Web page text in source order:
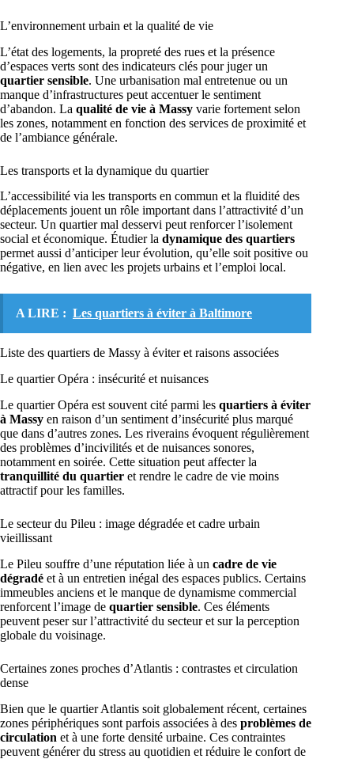
L’environnement urbain et la qualité de vie
L’état des logements, la propreté des rues et la présence
d’espaces verts sont des indicateurs clés pour juger un
quartier sensible. Une urbanisation mal entretenue ou un
manque d’infrastructures peut accentuer le sentiment
d’abandon. La qualité de vie à Massy varie fortement selon
les zones, notamment en fonction des services de proximité et
de l’ambiance générale.
Les transports et la dynamique du quartier
L’accessibilité via les transports en commun et la fluidité des
déplacements jouent un rôle important dans l’attractivité d’un
secteur. Un quartier mal desservi peut renforcer l’isolement
social et économique. Étudier la dynamique des quartiers
permet aussi d’anticiper leur évolution, qu’elle soit positive ou
négative, en lien avec les projets urbains et l’emploi local.
A LIRE : Les quartiers à éviter à Baltimore
Liste des quartiers de Massy à éviter et raisons associées
Le quartier Opéra : insécurité et nuisances
Le quartier Opéra est souvent cité parmi les quartiers à éviter
à Massy en raison d’un sentiment d’insécurité plus marqué
que dans d’autres zones. Les riverains évoquent régulièrement
des problèmes d’incivilités et de nuisances sonores,
notamment en soirée. Cette situation peut affecter la
tranquillité du quartier et rendre le cadre de vie moins
attractif pour les familles.
Le secteur du Pileu : image dégradée et cadre urbain
vieillissant
Le Pileu souffre d’une réputation liée à un cadre de vie
dégradé et à un entretien inégal des espaces publics. Certains
immeubles anciens et le manque de dynamisme commercial
renforcent l’image de quartier sensible. Ces éléments
peuvent peser sur l’attractivité du secteur et sur la perception
globale du voisinage.
Certaines zones proches d’Atlantis : contrastes et circulation
dense
Bien que le quartier Atlantis soit globalement récent, certaines
zones périphériques sont parfois associées à des problèmes de
circulation et à une forte densité urbaine. Ces contraintes
peuvent générer du stress au quotidien et réduire le confort de